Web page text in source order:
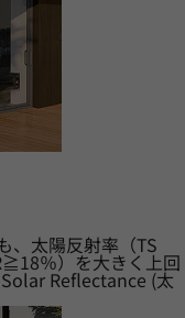
、太陽反射率（TS
％）を大きく上回
Reflectance (太